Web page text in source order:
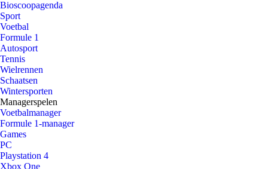
Bioscoopagenda
Sport
Voetbal
Formule 1
Autosport
Tennis
Wielrennen
Schaatsen
Wintersporten
Managerspelen
Voetbalmanager
Formule 1-manager
Games
PC
Playstation 4
Xbox One